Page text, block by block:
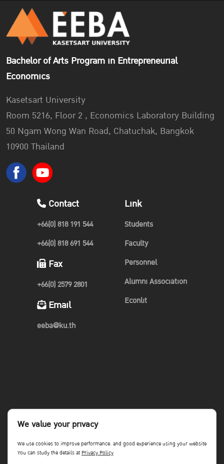
The competition was organized by the
Association of Thailand” to provide opportunities for
students to compete for ideas through real action for brand
modernization to the“Thailand Post”. There are 175
teams participating in this competition from across the
“Participating in J-Mat Brand Planning Competition not
only allows us to learn how to work with others but also
provides us with the valuable experience of receiving
training from many skilled marketers.”
– Ms. Panisara Posuwan, EEBA Student
มองคนรุ่นใหม่ ปั้นไปรษณีย์ไทยให้มากกว่าการส่ง”โครงการที่เปิด
พื้นที่ให้นักศึกษาได้ปั้นแบรนด์ พร้อมกับ ภารกิจท้าทาย Gen Z
“เปลี่ยน 140 ปี ให้เหมือน 14 อีกครั้ง”ิ
ที่จัดโดยสมาคมการตลาดแห่งประเทศไทย เพื่อเปิดโอกาสให้นิสิต
มูลค่ากว่า 20,000 บาท จะได้ลงมือสร้างแบรนด์ในระยะเวลา 1 เดือน
และได้ประสบการณ์จาก exclusive mentoring โดยวิทยากรสุดพิเศษ
Bachelor of Arts Program in Entrepreneurial
Economics
Kasetsart University
Room 5216, Floor 2 , Economics Laboratory Building
50 Ngam Wong Wan Road, Chatuchak, Bangkok
10900 Thailand
Contact
+66(0) 818 191 544
+66(0) 818 691 544
Fax
+66(0) 2579 2801
Email
eeba@ku.th
Link
Students
Faculty
Personnel
Alumni Association
Econlit
We value your privacy
We use cookies to improve performance. and good experience using your website
You can study the details atPrivacy Policy